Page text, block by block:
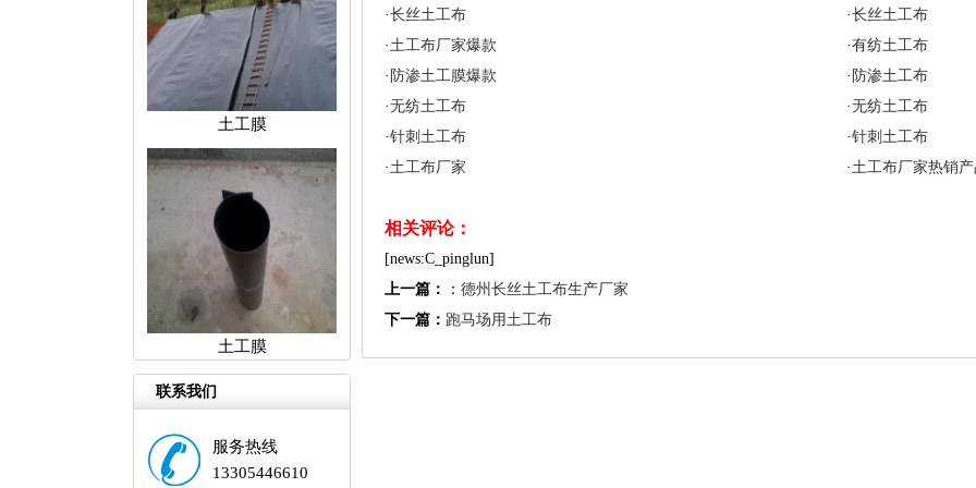
土工膜
土工膜
联系我们
服务热线
13305446610
·长丝土工布 ·长丝土工布
·土工布厂家爆款 ·有纺土工布
· 防渗土工膜爆款 · 防渗土工布
·无纺土工布 ·无纺土工布
·针刺土工布 ·针刺土工布
·土工布厂家 ·土工布厂家热销
相关评论：
[news:C_pinglun]
上一篇：
： 德州长丝土工布生产厂家
下一篇： 跑马场用土工布